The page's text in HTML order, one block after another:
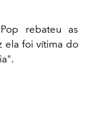
rebateu as
ela foi vítima do